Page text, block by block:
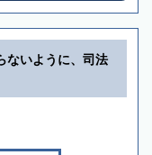
ないように、司法